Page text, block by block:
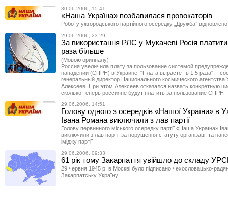
30.06.2006, 15:41
«Наша Україна» позбавилася провокаторів
Роботу ужгородського партійного осередку „Дружба” відновлено
29.06.2006, 23:29
За використання РЛС у Мукачеві Росія
раза більше
(Мовою оригіналу)
Россия увеличила плату за пользование системой
нападении (СПРН) в Украине. "Плата вырастет в 1,5 раза", -
генеральный директор Национального космического
Алексеев. При этом Алексеев отказался назвать конкретную
сколько теперь россияне будут платить за пользование СПРН
29.06.2006, 14:51
Голову одного з осередків «Нашої України» в
Івана Романа виключили з лав партії
Голову первинного міського осередку партії «Наша Україна»
виключили з лав партії за порушення статуту організації та
іміджу партії
29.06.2006, 09:33
61 рік тому Закарпаття увійшло до складу
29 червня 1945 р. в Москві було підписано чехословацько-
Закарпатську Україну